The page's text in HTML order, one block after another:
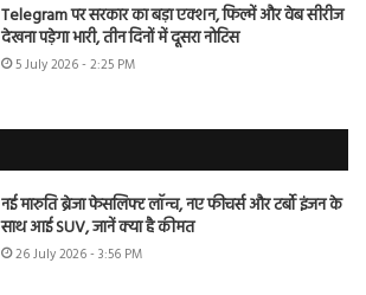
Telegram पर सरकार का बड़ा एक्शन, फिल्में और वेब सीरीज
देखना पड़ेगा भारी, तीन दिनों में दूसरा नोटिस
5 July 2026 - 2:25 PM
नई मारुति ब्रेजा फेसलिफ्ट लॉन्च, नए फीचर्स और टर्बो इंजन के
साथ आई SUV, जानें क्या है कीमत
26 July 2026 - 3:56 PM